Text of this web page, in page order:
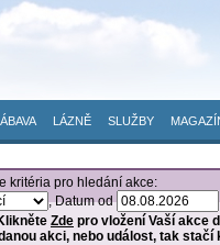
LÁZNĚ SLUŽBY
kritéria pro hledání akce:
, Datum od
Zde pro vložení Vaší akce
akci, nebo událost, tak stačí